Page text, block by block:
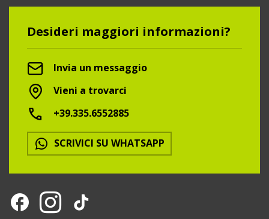
Desideri maggiori informazioni?
Invia un messaggio
Vieni a trovarci
+39.335.6552885
SCRIVICI SU WHATSAPP